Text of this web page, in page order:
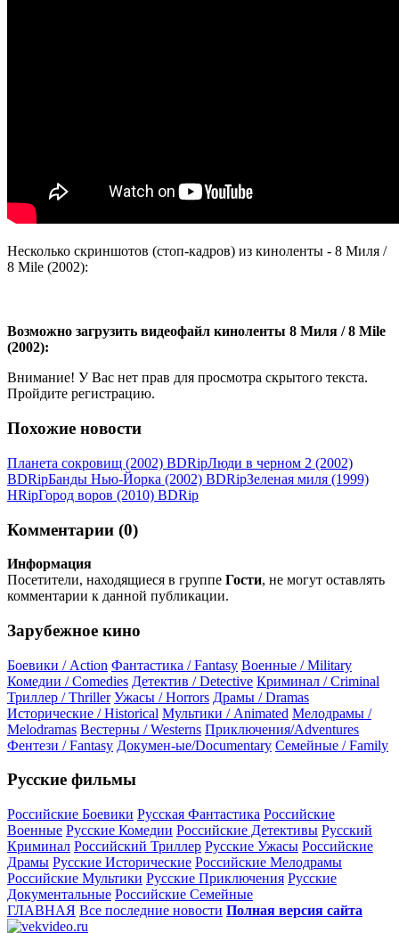
Несколько скриншотов (стоп-кадров) из киноленты - 8 Миля /
8 Mile (2002):
Возможно загрузить видеофайл киноленты 8 Миля / 8 Mile
(2002):
Внимание! У Вас нет прав для просмотра скрытого текста.
Пройдите регистрацию.
Похожие новости
Планета сокровищ (2002) ВDRірЛюди в черном 2 (2002)
ВDRірБанды Нью-Йорка (2002) ВDRірЗеленая миля (1999)
HRірГород воров (2010) ВDRір
Комментарии (0)
Информация
Посетители, находящиеся в группе Гости, не могут оставлять
комментарии к данной публикации.
Зарубежное кино
Боевики / Action Фантастика / Fantasy Военные / Military
Комедии / Comedies Детектив / Detective Криминал / Criminal
Триллер / Thriller Ужасы / Horrors Драмы / Dramas
Исторические / Historical Мультики / Animated Мелодрамы /
Melodramas Вестерны / Westerns Приключения/Adventures
Фентези / Fantasy Докумен-ые/Documentary Семейные / Family
Русские фильмы
Российские Боевики Русская Фантастика Российские
Военные Русские Комедии Российские Детективы Русский
Криминал Российский Триллер Русские Ужасы Российские
Драмы Русские Исторические Российские Мелодрамы
Российские Мультики Русские Приключения Русские
Документальные Российские Семейные
ГЛАВНАЯ Все последние новости Полная версия сайта